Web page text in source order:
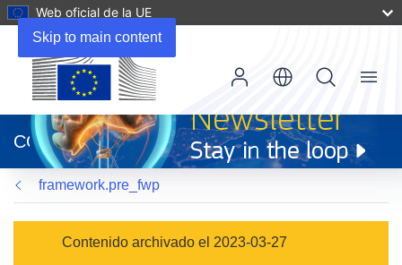
Skip to main content
Web oficial de la UE
abrirá
en
una
nueva
ventana)
CORDIS
Menu
framework.pre_fwp
Category
Contenido archivado el 2023-03-27